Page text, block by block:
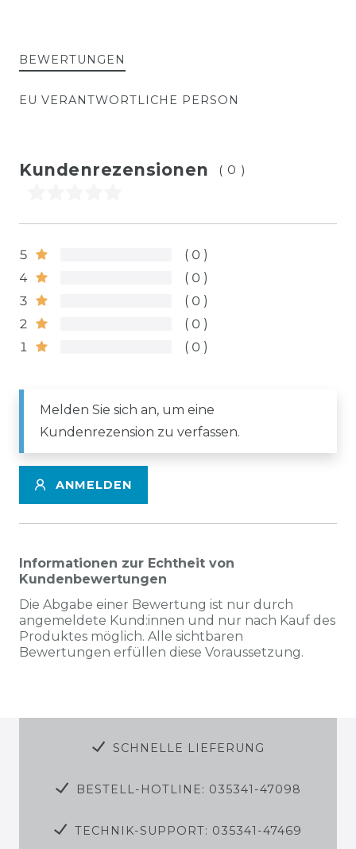
BEWERTUNGEN
EU VERANTWORTLICHE PERSON
Kundenrezensionen (0)
5
0
4
0
3
0
2
0
1
0
Melden Sie sich an, um eine
Kundenrezension zu verfassen.
ANMELDEN
Informationen zur Echtheit von
Kundenbewertungen
Die Abgabe einer Bewertung ist nur durch
angemeldete Kund:innen und nur nach Kauf des
Produktes möglich. Alle sichtbaren
Bewertungen erfüllen diese Voraussetzung.
SCHNELLE LIEFERUNG
BESTELL-HOTLINE: 035341-47098
TECHNIK-SUPPORT: 035341-47469